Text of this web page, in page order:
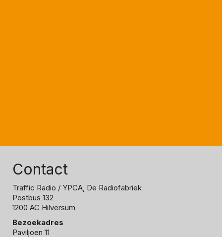
Contact
Traffic Radio / YPCA, De Radiofabriek
Postbus 132
1200 AC Hilversum
Bezoekadres
Paviljoen 11